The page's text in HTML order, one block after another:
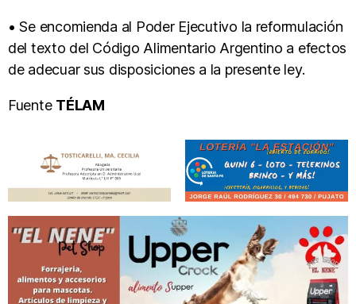
• Se encomienda al Poder Ejecutivo la reformulación
del texto del Código Alimentario Argentino a efectos
de adecuar sus disposiciones a la presente ley.
Fuente TÉLAM